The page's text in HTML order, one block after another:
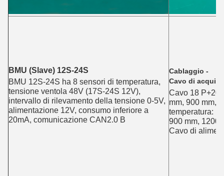
BMU (Slave) 12S-24S
BMU 12S-24S ha 8 sensori di temperatura,
tensione ventola 48V (17S-24S 12V),
intervallo di rilevamento della tensione 0-5V,
alimentazione 12V, consumo inferiore a
20mA, comunicazione CAN2.0 B
Cablaggio -
Cavo di
Cavo 18
mm, 900 mm,
temperatura:
900 mm, 1200
Cavo di